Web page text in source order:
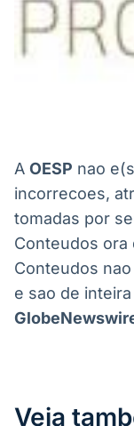
A OESP nao
incorrecoes,
tomadas por
Conteudos ora
Conteudos
e sao de
Veja